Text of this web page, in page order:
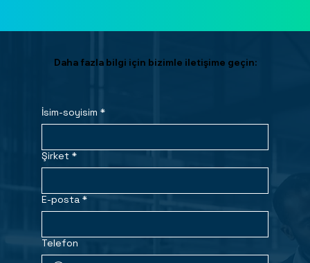
Daha fazla bilgi için bizimle iletişime geçin:
İsim-soyisim *
Şirket *
E-posta *
Telefon